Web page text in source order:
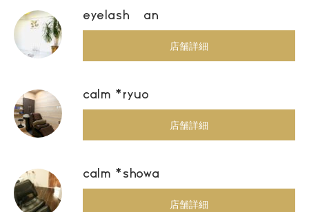
eyelash an
店舗詳細
calm *ryuo
店舗詳細
calm *showa
店舗詳細